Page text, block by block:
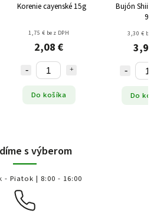
Korenie cayenské 15g
1,75 € bez DPH
2,08 €
Do košíka
Bujón
90g
3,30 € bez
3,93
Do
s výberom
- Piatok | 8:00 - 16:00